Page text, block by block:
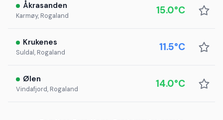
Åkrasanden
Karmøy, Rogaland 15.0°C
Krukenes
Suldal, Rogaland 11.5°C
Ølen
Vindafjord, Rogaland 14.0°C